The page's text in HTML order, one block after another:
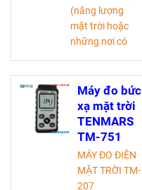
nguồn sau 30
phút, dễ dàng
sử dụng và tiết
sáng có thể
tháo rời và xoay
Chức năng giữ
dữ liệu
Chức năng
MAX/MIN
(năng lượng
mặt trời hoặc
những nơi có
cao) được sử
dụng trong việc
đo bức xạ môi
trường, nhà
xưởng, công
trường …. với
đơn vị đo W/m2
Máy đo bức
xạ mặt trời
TENMARS
TM-751
MÁY ĐO ĐIỆN
MẶT TRỜI TM-
207